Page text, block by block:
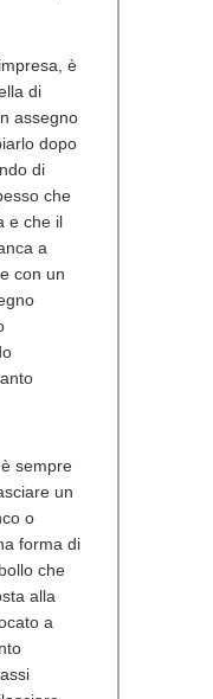
è
di
assegno
dopo
di
che
e che il
a
con un
sempre
un
o
forma di
che
alla
a